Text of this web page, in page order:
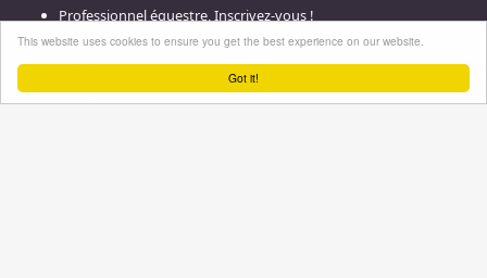
Got it!
This website uses cookies to ensure you get the best experience on our website.
Professionnel équestre, Inscrivez-vous !
Nous contacter
Conditions générales d'utilisation
Groupe équitation surLinkedIn